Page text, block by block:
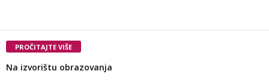
PROČITAJTE VIŠE
Na izvorištu obrazovanja